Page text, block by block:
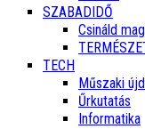
SZABADIDŐ
Csináld
TECH
Műszaki
Űrkutatás
Informatika